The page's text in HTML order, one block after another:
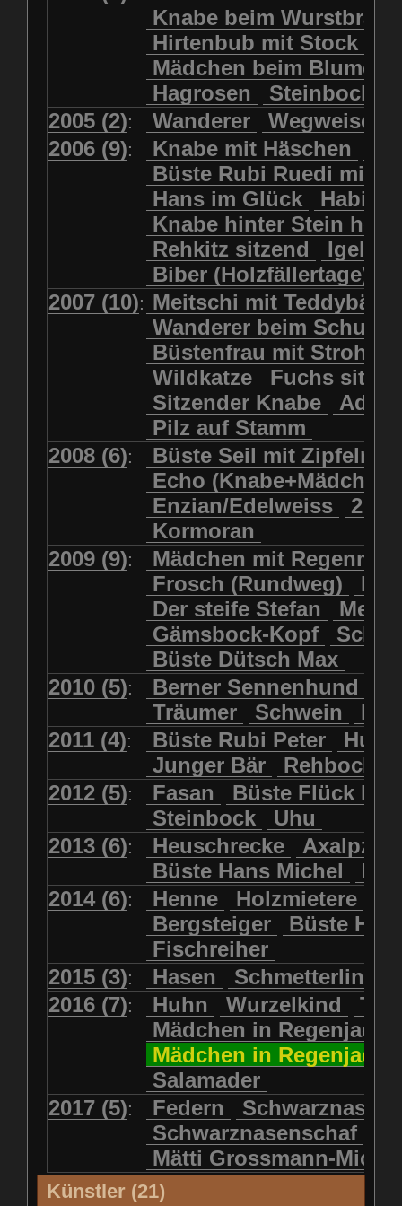
Mädchen beim Blumenpflücken
Mädchen in Regenjacke
Mädchen in Regenjacke und
Mädchen mit Regenmolch
Mädchen mit Schmetterling
Mätti Grossmann-Michel
Meitschi (Rundweg)
Meitschi mit Teddybär
Pilzfraueli Risetenmandli
Sitzender Knabe Tengeler
Wanderer
Wanderer beim Schuhbinden
Wegweiser Wilde Hilde
Wildhüter Wurzelkind
Luchs schreitend
Luchs sitzend Murmeltier
Murmeltiere Rehbockkopf
Rehkitz Rehkitz sitzend
Salamader Schmetterling
Schmetterlinge Schnecke
Schwarznasenschaf
Schwarznasenschaf mit Kalb
Steinbock
Steinbock Steinmarder
Uhu Uhu mit Jungen
Waschbär Wildkatze
Wolf Ziegenkopf
Knabe beim
Hirtenbub mit Stock
Mädchen beim
Hagrosen
Steinbock
2005 (2): Wanderer
Wegweiser
2006 (9): Knabe mit Häschen
Büste Rubi Ruedi mit
Hans im Glück
Knabe hinter Stein
Rehkitz sitzend
Igel
Biber (Holzfällertage)
2007 (10): Meitschi mit Teddybär
Wanderer beim
Büstenfrau mit Strohut
Wildkatze
Fuchs
Sitzender Knabe
Adler
Pilz auf Stamm
2008 (6):
Büste Seil mit
Echo
Enzian/Edelweiss
2
Kormoran
2009 (9):
Mädchen mit
Frosch (Rundweg)
Der steife Stefan
Gämsbock-Kopf
Büste Dütsch Max
2010 (5): Berner Sennenhund
Träumer
Schwein
2011 (4): Büste Rubi Peter
Junger Bär
2012 (5): Fasan
Büste Flück
Steinbock
Uhu
2013 (6): Heuschrecke
Büste Hans Michel
2014 (6): Henne Holzmietere
Bergsteiger
Büste HP
Fischreiher
2015 (3): Hasen Schmetterlinge
2016 (7): Huhn Wurzelkind
Mädchen in
Mädchen in Regenjacke
Salamader
2017 (5): Federn
Schwarznasenschaf
Mätti Grossmann-
Künstler (21)